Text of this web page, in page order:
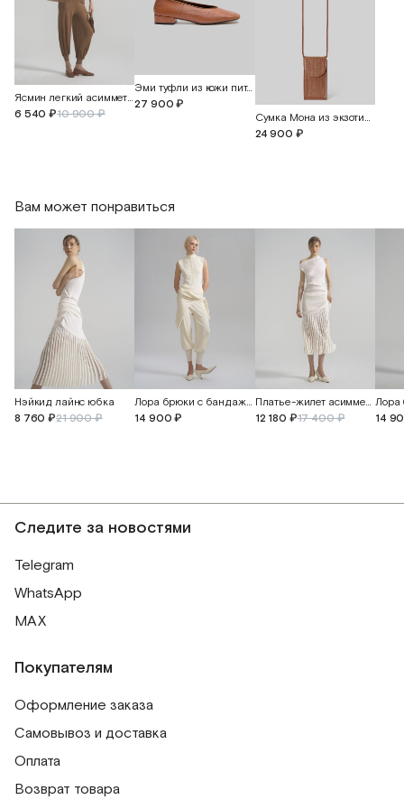
Ясмин легкий асимметричный топ
6 540 ₽10 900 ₽
Эми туфли из кожи питона
27 900 ₽
Сумка Мона из экзотической кожи питона
24 900 ₽
Вам может понравиться
Нэйкид лайнс юбка
8 760 ₽21 900 ₽
Лора брюки с бандажным поясом и манжетами
14 900 ₽
Платье-жилет асимметричное
12 180 ₽17 400 ₽ 14
Следите за новостями
Telegram
WhatsApp
MAX
Покупателям
Оформление заказа
Самовывоз и доставка
Оплата
Возврат товара